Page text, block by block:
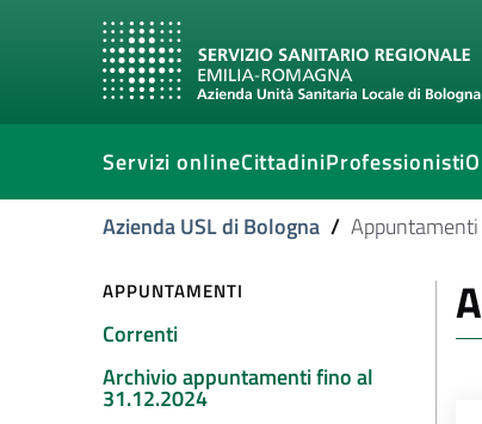
Servizi onlineCittadiniProfessionisti
Azienda USL di Bologna / Appuntamenti
APPUNTAMENTI
Correnti
Archivio appuntamenti fino al
31.12.2024